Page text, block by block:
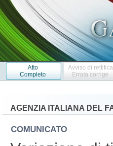
Atto
Completo
Avviso di rettifica
Errata corrige
AGENZIA ITALIANA DEL
COMUNICATO